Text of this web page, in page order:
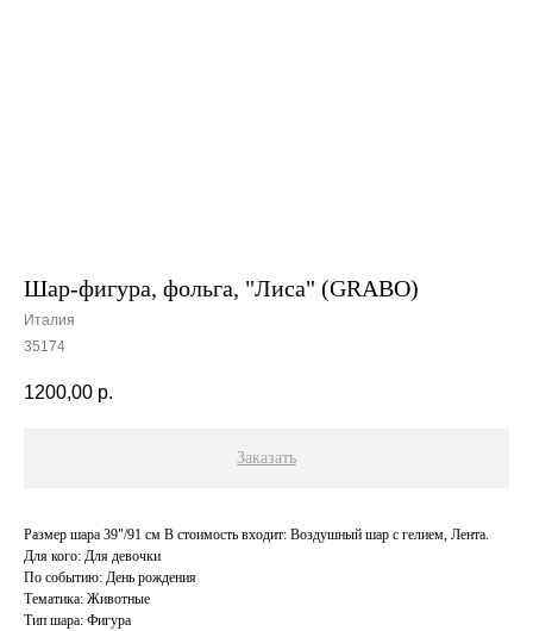
Шар-фигура, фольга, "Лиса" (GRABO)
Италия
35174
1200,00 р.
Заказать
Размер шара 39"/91 см В стоимость входит: Воздушный шар с гелием, Лента.
Для кого: Для девочки
По событию: День рождения
Тематика: Животные
Тип шара: Фигура